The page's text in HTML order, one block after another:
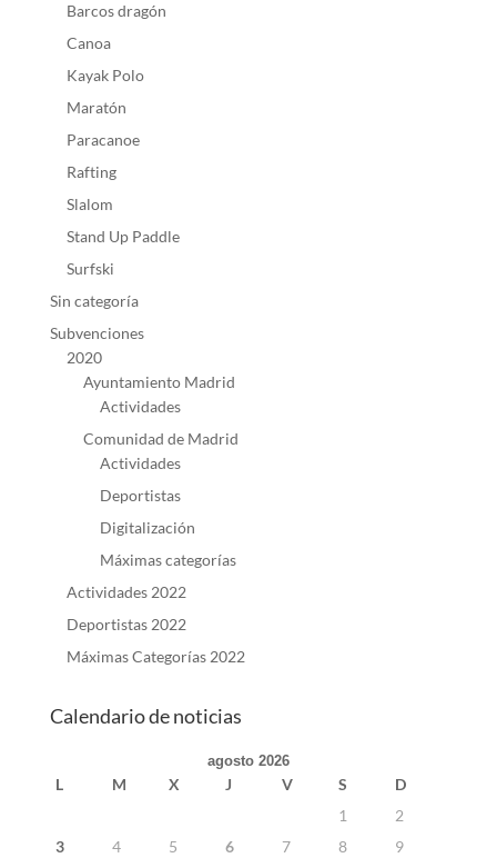
Barcos dragón
Canoa
Kayak Polo
Maratón
Paracanoe
Rafting
Slalom
Stand Up Paddle
Surfski
Sin categoría
Subvenciones
2020
Ayuntamiento Madrid
Actividades
Comunidad de Madrid
Actividades
Deportistas
Digitalización
Máximas categorías
Actividades 2022
Deportistas 2022
Máximas Categorías 2022
Calendario de noticias
agosto 2026
L M X J V S
D
1
2
3
4 5 6 7 8 9